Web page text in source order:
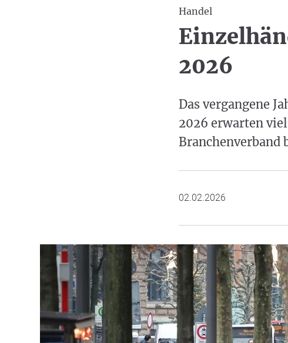
Handel
2026
Das vergangene
2026 erwarten
Branchenverband
02.02.2026